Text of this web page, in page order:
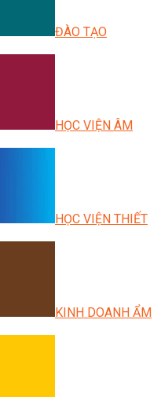
ĐÀO TẠO
HỌC VIỆN ÂM
HỌC VIỆN THIẾT
KINH DOANH ẨM